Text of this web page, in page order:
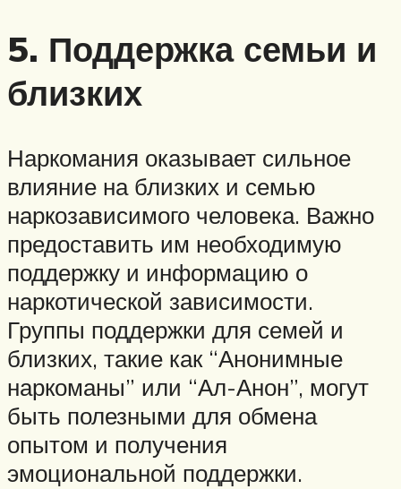
5. Поддержка семьи и
близких
Наркомания оказывает сильное
влияние на близких и семью
наркозависимого человека. Важно
предоставить им необходимую
поддержку и информацию о
наркотической зависимости.
Группы поддержки для семей и
близких, такие как “Анонимные
наркоманы” или “Ал-Анон”, могут
быть полезными для обмена
опытом и получения
эмоциональной поддержки.